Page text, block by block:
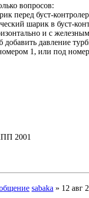
вопросов:
перед буст-
шарик в буст-
и с
добавить давление
1, или под
2001
sabaka » 12 авг